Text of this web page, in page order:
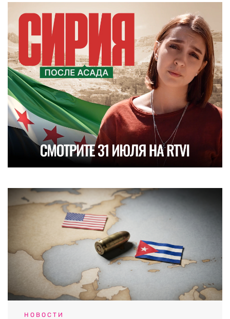
НОВОСТИ